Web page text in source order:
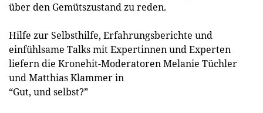
über den Gemütszustand zu reden.
Hilfe zur Selbsthilfe, Erfahrungsberichte und
einfühlsame Talks mit Expertinnen und Experten
liefern die Kronehit-Moderatoren Melanie Tüchler
und Matthias Klammer in
“Gut, und selbst?”